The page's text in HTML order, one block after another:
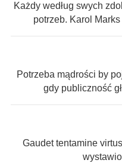
Każdy według swych
potrzeb. Karol
Potrzeba mądrości by
gdy publiczność
Gaudet tentamine